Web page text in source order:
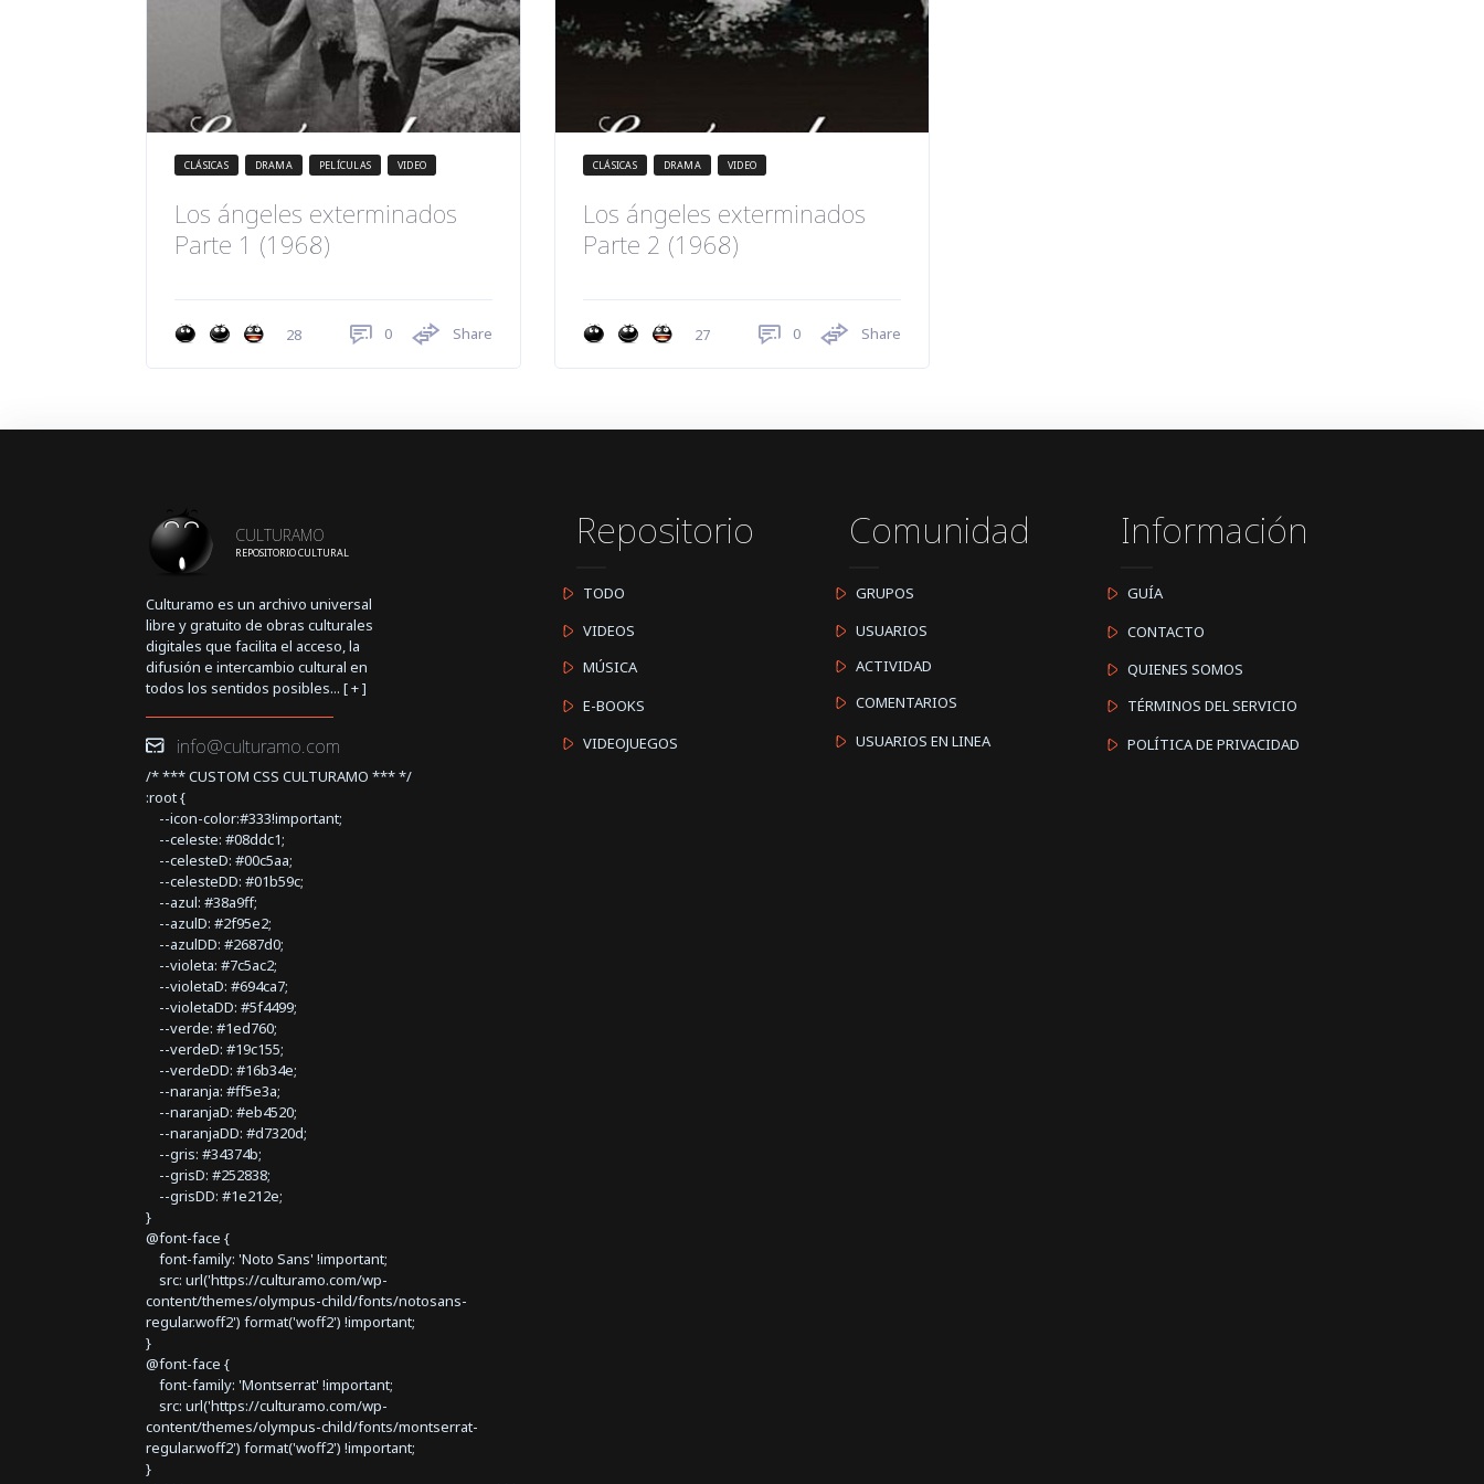
CLÁSICAS DRAMA PELÍCULAS VIDEO
Los ángeles exterminados
Parte 1 (1968)
28 0 Share
CLÁSICAS DRAMA VIDEO
Los ángeles exterminados
Parte 2 (1968)
27 0 Share
CULTURAMO
REPOSITORIO CULTURAL
Culturamo es un archivo universal
libre y gratuito de obras culturales
digitales que facilita el acceso, la
difusión e intercambio cultural en
todos los sentidos posibles... [+]
info@culturamo.com
/* *** CUSTOM CSS CULTURAMO *** */
:root {
--icon-color:#333!important;
--celeste: #08ddc1;
--celesteD: #00c5aa;
--celesteDD: #01b59c;
--azul: #38a9ff;
--azulD: #2f95e2;
--azulDD: #2687d0;
--violeta: #7c5ac2;
--violetaD: #694ca7;
--violetaDD: #5f4499;
--verde: #1ed760;
--verdeD: #19c155;
--verdeDD: #16b34e;
--naranja: #ff5e3a;
--naranjaD: #eb4520;
--naranjaDD: #d7320d;
--gris: #34374b;
--grisD: #252838;
--grisDD: #1e212e;
}
@font-face {
font-family: 'Noto Sans' !important;
src: url('https://culturamo.com/wp-
content/themes/olympus-child/fonts/notosans-
regular.woff2') format('woff2') !important;
}
@font-face {
font-family: 'Montserrat' !important;
src: url('https://culturamo.com/wp-
content/themes/olympus-child/fonts/montserrat-
regular.woff2') format('woff2') !important;
}
Repositorio
TODO
VIDEOS
MÚSICA
E-BOOKS
VIDEOJUEGOS
Comunidad
GRUPOS
USUARIOS
ACTIVIDAD
COMENTARIOS
USUARIOS EN LINEA
Información
GUÍA
CONTACTO
QUIENES SOMOS
TÉRMINOS DEL SERVICIO
POLÍTICA DE PRIVACIDAD